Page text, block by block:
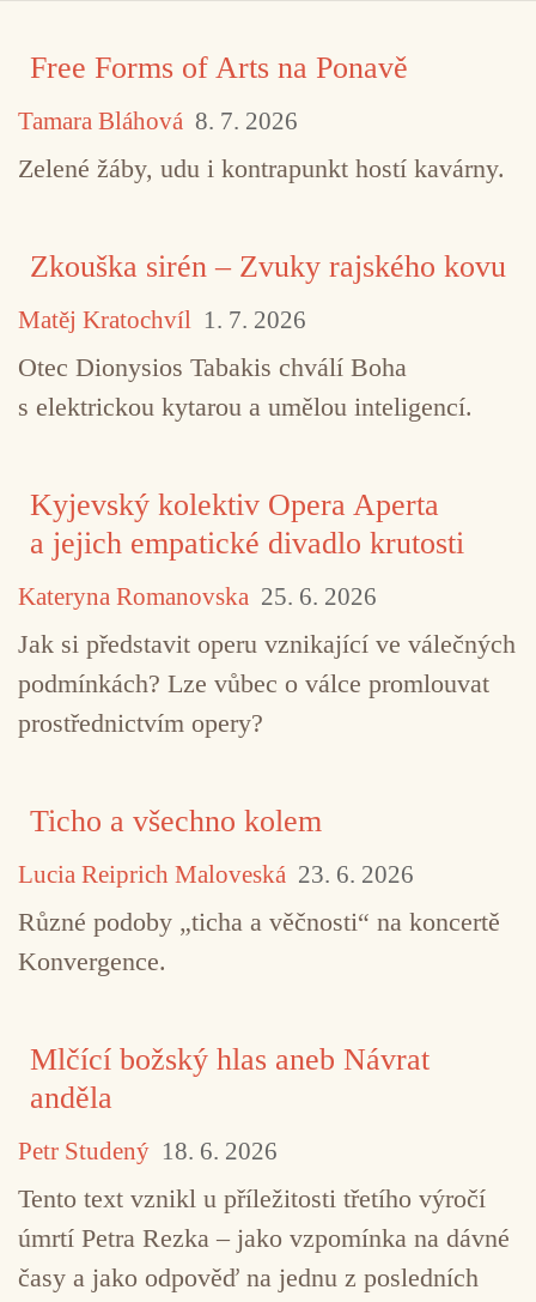
Free Forms of Arts na Ponavě
Tamara Bláhová 8. 7. 2026
Zelené žáby, udu i kontrapunkt hostí kavárny.
Zkouška sirén – Zvuky rajského kovu
Matěj Kratochvíl 1. 7. 2026
Otec Dionysios Tabakis chválí Boha
s elektrickou kytarou a umělou inteligencí.
Kyjevský kolektiv Opera Aperta
a jejich empatické divadlo krutosti
Kateryna Romanovska 25. 6. 2026
Jak si představit operu vznikající ve válečných
podmínkách? Lze vůbec o válce promlouvat
prostřednictvím opery?
Ticho a všechno kolem
Lucia Reiprich Maloveská 23. 6. 2026
Různé podoby „ticha a věčnosti“ na koncertě
Konvergence.
Mlčící božský hlas aneb Návrat
anděla
Petr Studený 18. 6. 2026
Tento text vznikl u příležitosti třetího výročí
úmrtí Petra Rezka – jako vzpomínka na dávné
časy a jako odpověď na jednu z posledních